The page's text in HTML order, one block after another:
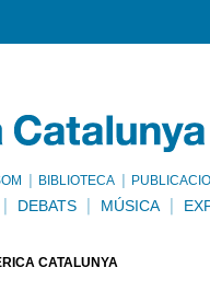
BIBLIOTECA
DEBATS MÚSICA
CATALUNYA